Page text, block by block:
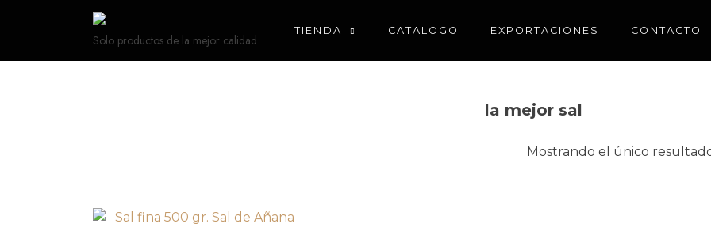
Solo productos de la mejor calidad
TIENDA CATALOGO EXPORTACIONES CONTACTO
la mejor sal
Mostrando el único